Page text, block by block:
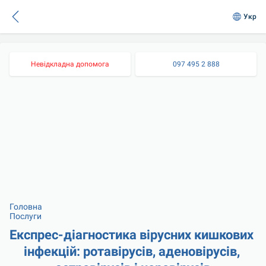
Укр
Невідкладна допомога 097 495 2 888
Головна
Послуги
Експрес-діагностика вірусних кишкових
інфекцій: ротавірусів, аденовірусів,